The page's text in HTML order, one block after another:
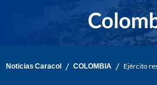
Noticias Caracol / COLOMBIA / Ejército